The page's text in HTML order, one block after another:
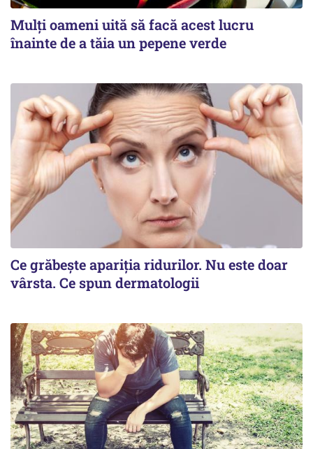
Mulți oameni uită să facă acest lucru
înainte de a tăia un pepene verde
Ce grăbește apariția ridurilor. Nu este doar
vârsta. Ce spun dermatologii